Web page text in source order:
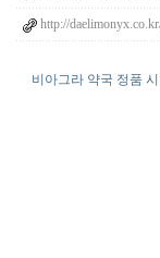
http://
비아그라 약국 정품